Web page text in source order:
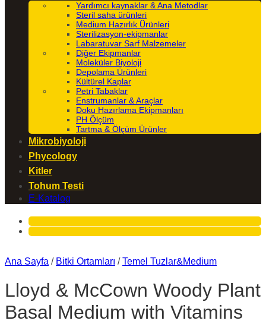
Yardımcı kaynaklar & Ana Metodlar
Steril saha ürünleri
Medium Hazırlık Ürünleri
Sterilizasyon-ekipmanlar
Labaratuvar Sarf Malzemeler
Diğer Ekipmanlar
Moleküler Biyoloji
Depolama Ürünleri
Kültürel Kaplar
Petri Tabaklar
Enstrumanlar & Araçlar
Doku Hazırlama Ekipmanları
PH Ölçüm
Tartma & Ölçüm Ürünler
Mikrobiyoloji
Phycology
Kitler
Tohum Testi
E-Katalog
Ana Sayfa / Bitki Ortamları / Temel Tuzlar&Medium
Lloyd & McCown Woody Plant
Basal Medium with Vitamins